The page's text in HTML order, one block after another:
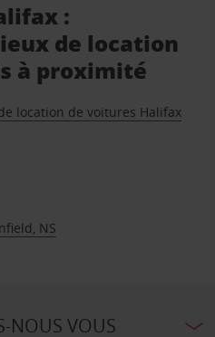
:
de location
à proximité
location de voitures Halifax
NS
NOUS VOUS